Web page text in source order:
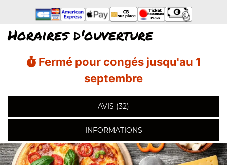
Horaires d'ouverture
Fermé pour congés jusqu'au 1
septembre
AVIS (32)
INFORMATIONS